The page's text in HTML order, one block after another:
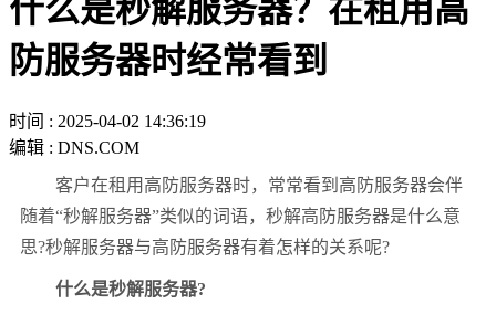
什么是秒解服务器？在租用高
防服务器时经常看到
时间 : 2025-04-02 14:36:19
编辑 : DNS.COM
客户在租用高防服务器时，常常看到高防服务器会伴
随着“秒解服务器”类似的词语，秒解高防服务器是什么意
思?秒解服务器与高防服务器有着怎样的关系呢?
什么是秒解服务器?